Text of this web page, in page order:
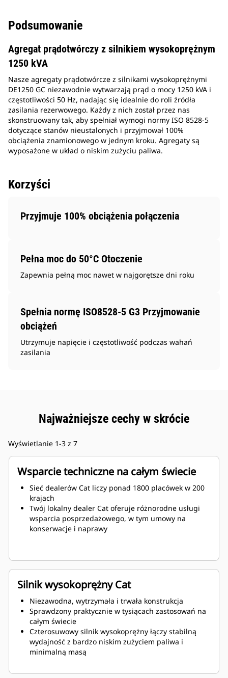
Podsumowanie
Agregat prądotwórczy z silnikiem wysokoprężnym
1250 kVA
Nasze agregaty prądotwórcze z silnikami wysokoprężnymi
DE1250 GC niezawodnie wytwarzają prąd o mocy 1250 kVA i
częstotliwości 50 Hz, nadając się idealnie do roli źródła
zasilania rezerwowego. Każdy z nich został przez nas
skonstruowany tak, aby spełniał wymogi normy ISO 8528-5
dotyczące stanów nieustalonych i przyjmował 100%
obciążenia znamionowego w jednym kroku. Agregaty są
wyposażone w układ o niskim zużyciu paliwa.
Korzyści
Przyjmuje 100% obciążenia połączenia
Pełna moc do 50°C Otoczenie
Zapewnia pełną moc nawet w najgorętsze dni roku
Spełnia normę ISO8528-5 G3 Przyjmowanie
obciążeń
Utrzymuje napięcie i częstotliwość podczas wahań
zasilania
Najważniejsze cechy w skrócie
Wyświetlanie 1-3 z 7
Wsparcie techniczne na całym świecie
Sieć dealerów Cat liczy ponad 1800 placówek w 200
krajach
Twój lokalny dealer Cat oferuje różnorodne usługi
wsparcia posprzedażowego, w tym umowy na
konserwacje i naprawy
Silnik wysokoprężny Cat
Niezawodna, wytrzymała i trwała konstrukcja
Sprawdzony praktycznie w tysiącach zastosowań na
całym świecie
Czterosuwowy silnik wysokoprężny łączy stabilną
wydajność z bardzo niskim zużyciem paliwa i
minimalną masą